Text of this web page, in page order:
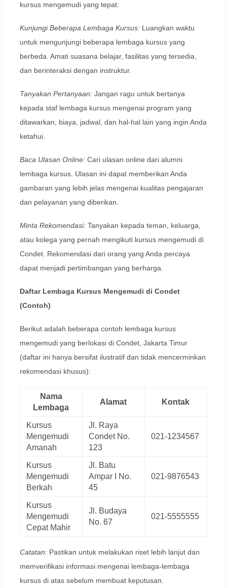
kursus mengemudi yang tepat:
Kunjungi Beberapa Lembaga Kursus:Luangkan waktu
untuk mengunjungi beberapa lembaga kursus yang
berbeda. Amati suasana belajar, fasilitas yang tersedia,
dan berinteraksi dengan instruktur.
Tanyakan Pertanyaan:Jangan ragu untuk bertanya
kepada staf lembaga kursus mengenai program yang
ditawarkan, biaya, jadwal, dan hal-hal lain yang ingin Anda
ketahui.
Baca Ulasan Online:Cari ulasan online dari alumni
lembaga kursus. Ulasan ini dapat memberikan Anda
gambaran yang lebih jelas mengenai kualitas pengajaran
dan pelayanan yang diberikan.
Minta Rekomendasi:Tanyakan kepada teman, keluarga,
atau kolega yang pernah mengikuti kursus mengemudi di
Condet. Rekomendasi dari orang yang Anda percaya
dapat menjadi pertimbangan yang berharga.
Daftar Lembaga Kursus Mengemudi di Condet
(Contoh)
Berikut adalah beberapa contoh lembaga kursus
mengemudi yang berlokasi di Condet, Jakarta Timur
(daftar ini hanya bersifat ilustratif dan tidak mencerminkan
rekomendasi khusus):
Nama
Lembaga
Alamat Kontak
Kursus
Mengemudi
Amanah
Jl. Raya
Condet No.
123
021-1234567
Kursus
Mengemudi
Berkah
Jl. Batu
Ampar I No.
45
021-9876543
Kursus
Mengemudi
Cepat Mahir
Jl. Budaya
No. 67
021-5555555
Catatan:Pastikan untuk melakukan riset lebih lanjut dan
memverifikasi informasi mengenai lembaga-lembaga
kursus di atas sebelum membuat keputusan.